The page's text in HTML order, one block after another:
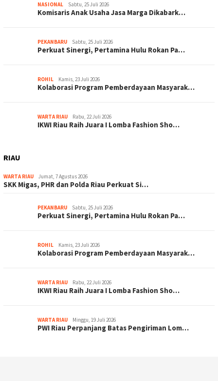
NASIONAL Sabtu, 25 Juli 2026
Komisaris Anak Usaha Jasa Marga Dikabark…
PEKANBARU Sabtu, 25 Juli 2026
Perkuat Sinergi, Pertamina Hulu Rokan Pa…
ROHIL Kamis, 23 Juli 2026
Kolaborasi Program Pemberdayaan Masyarak…
WARTA RIAU Rabu, 22 Juli 2026
IKWI Riau Raih Juara I Lomba Fashion Sho…
RIAU
WARTA RIAU Jumat, 7 Agustus 2026
SKK Migas, PHR dan Polda Riau Perkuat Si…
PEKANBARU Sabtu, 25 Juli 2026
Perkuat Sinergi, Pertamina Hulu Rokan Pa…
ROHIL Kamis, 23 Juli 2026
Kolaborasi Program Pemberdayaan Masyarak…
WARTA RIAU Rabu, 22 Juli 2026
IKWI Riau Raih Juara I Lomba Fashion Sho…
WARTA RIAU Minggu, 19 Juli 2026
PWI Riau Perpanjang Batas Pengiriman Lom…